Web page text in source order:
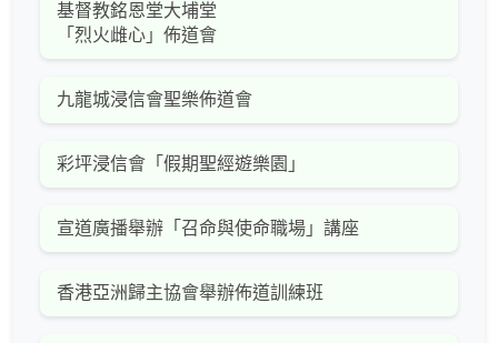
基督教銘恩堂大埔堂
「烈火雌心」佈道會
九龍城浸信會聖樂佈道會
彩坪浸信會「假期聖經遊樂園」
宣道廣播舉辦「召命與使命職場」講座
香港亞洲歸主協會舉辦佈道訓練班